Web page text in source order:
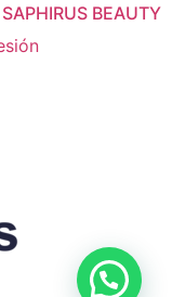
BEAUTY